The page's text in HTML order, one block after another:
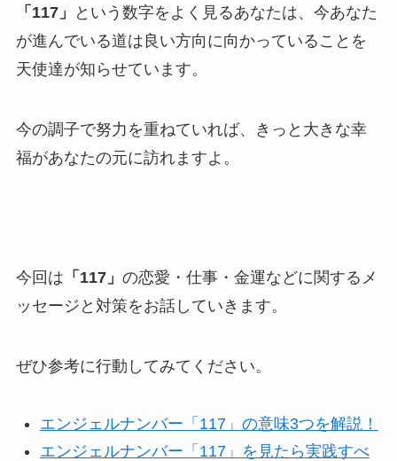
「117」
という数字をよく見るあなたは、今あなた
が進んでいる道は良い方向に向かっていることを
天使達が知らせています。
今の調子で努力を重ねていれば、きっと大きな幸
福があなたの元に訪れますよ。
今回は 「117」 の恋愛・仕事・金運などに関するメ
ッセージと対策をお話していきます。
ぜひ参考に行動してみてください。
エンジェルナンバー「117」の意味3つを解説！
エンジェルナンバー「117」を見たら実践すべ